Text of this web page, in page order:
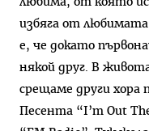
избяга от любимата
е, че докато
някой друг. В
срещаме други хора
Песента “I’m Out